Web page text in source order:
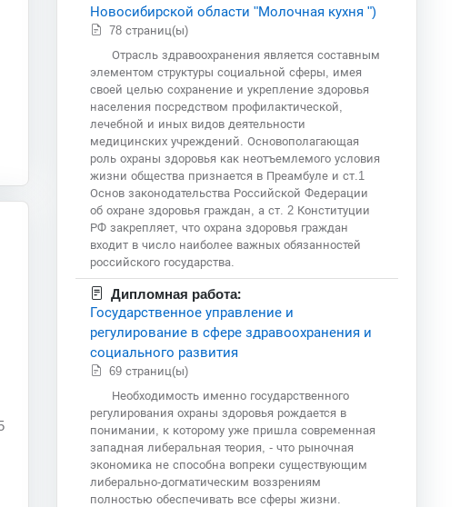
Новосибирской области "Молочная кухня ")
78 страниц(ы)
Отрасль здравоохранения является составным
элементом структуры социальной сферы, имея
своей целью сохранение и укрепление здоровья
населения посредством профилактической,
лечебной и иных видов деятельности
медицинских учреждений. Основополагающая
роль охраны здоровья как неотъемлемого условия
жизни общества признается в Преамбуле и ст.1
Основ законодательства Российской Федерации
об охране здоровья граждан, а ст. 2 Конституции
РФ закрепляет, что охрана здоровья граждан
входит в число наиболее важных обязанностей
российского государства.
Дипломная работа:
Государственное управление и
регулирование в сфере здравоохранения и
социального развития
69 страниц(ы)
Необходимость именно государственного
регулирования охраны здоровья рождается в
понимании, к которому уже пришла современная
западная либеральная теория, - что рыночная
экономика не способна вопреки существующим
либерально-догматическим воззрениям
полностью обеспечивать все сферы жизни.